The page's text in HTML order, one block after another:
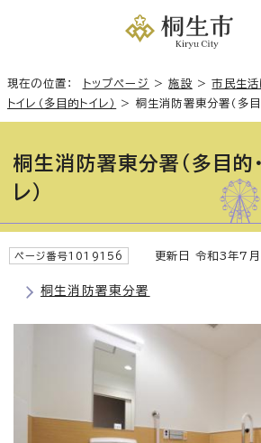
現在の位置： トップページ >施設 >市民生
トイレ（多目的トイレ）
> 桐生消防署東分署（多目
桐生消防署東分署（多目的
レ）
ページ番号1019156 更新日 令和3年7月
桐生消防署東分署